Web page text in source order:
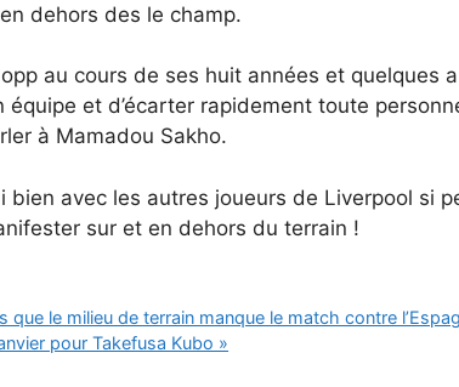
dehors des le champ.
au cours de ses huit années et
et d’écarter rapidement toute
à Mamadou Sakho.
bien avec les autres joueurs de Liverpool si
sur et en dehors du terrain !
le milieu de terrain manque le match contre
pour Takefusa Kubo »